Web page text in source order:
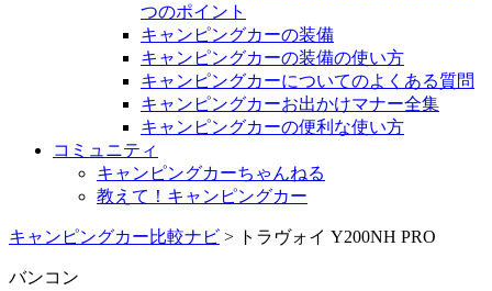
つのポイント
キャンピングカーの装備
キャンピングカーの装備の使い方
キャンピングカーについてのよくある質問
キャンピングカーお出かけマナー全集
キャンピングカーの便利な使い方
コミュニティ
キャンピングカーちゃんねる
教えて！キャンピングカー
キャンピングカー比較ナビ > トラヴォイ Y200NH PRO
バンコン